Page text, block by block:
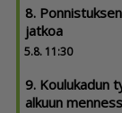
8.
jatkoa
5.8. 11:30
9. Koulukadun
alkuun